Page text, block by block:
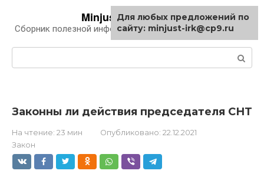
контенту
Minjust-irk.ru
Сборник полезной информации про автомобили
Законны ли действия председателя СНТ
На чтение: 23 мин Опубликовано: 22.12.2021
Закон
Для любых предложений по
сайту: minjust-irk@cp9.ru